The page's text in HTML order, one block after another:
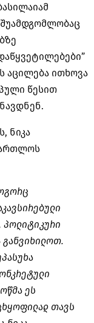
აცილება ითხოვა
წესით
ნიკა
პოლიტიკური
განვიხილოთ.
ეს
თავს